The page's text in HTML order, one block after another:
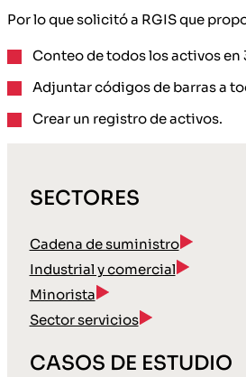
Por lo que solicitó a RGIS que
Conteo de todos los activos
Adjuntar códigos de barras a
Crear un registro de activos.
SECTORES
Cadena de suministro
Industrial y comercial
Minorista
Sector servicios
CASOS DE ESTUDIO